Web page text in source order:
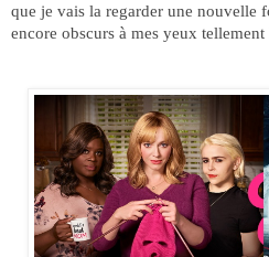
que je vais la regarder une nouvelle
encore obscurs à mes yeux